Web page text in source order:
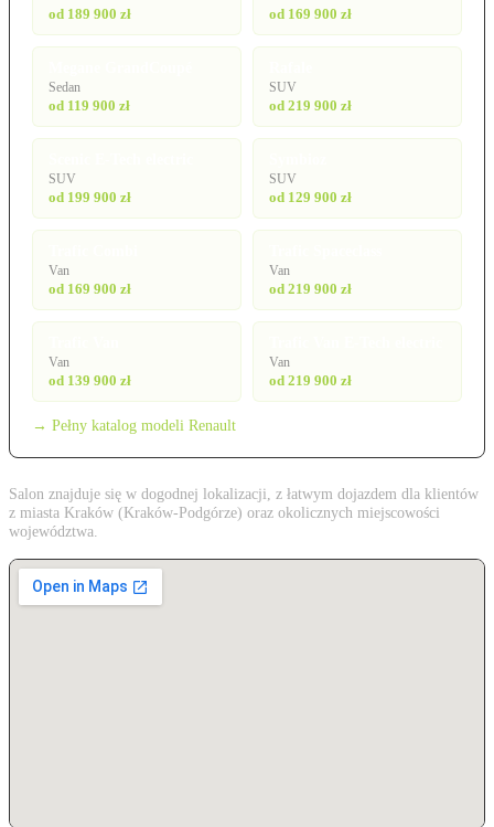
od 189 900 zł od 169 900 zł
Sedan
od 119 900 zł
SUV
od 219 900 zł
SUV
od 199 900 zł
SUV
od 129 900 zł
Van
od 169 900 zł
Van
od 219 900 zł
Van
od 139 900 zł
Van
od 219 900 zł
→ Pełny katalog modeli Renault
Salon znajduje się w dogodnej lokalizacji, z łatwym dojazdem dla klientów
z miasta Kraków (Kraków-Podgórze) oraz okolicznych miejscowości
województwa.